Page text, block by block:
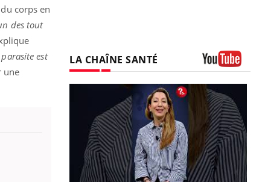
corps en
des tout
est
une
LA CHAÎNE SANTÉ